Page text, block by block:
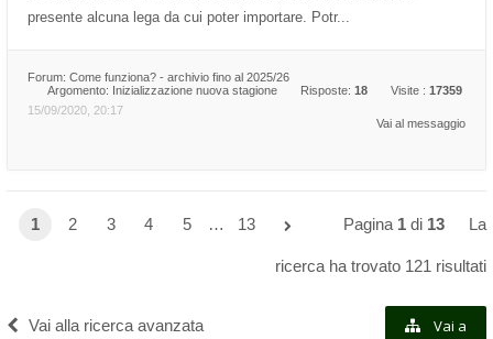
presente alcuna lega da cui poter importare. Potr...
Forum: Come funziona? - archivio fino al 2025/26
Argomento: Inizializzazione nuova stagione Risposte: 18 Visite : 17359
15/09/2020, 20:17
Vai al messaggio
1 2 3 4 5 … 13 Pagina 1 di 13 La
ricerca ha trovato 121 risultati
Vai alla ricerca avanzata Vai a